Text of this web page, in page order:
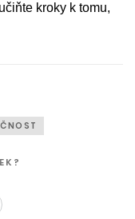
kroky k tomu,